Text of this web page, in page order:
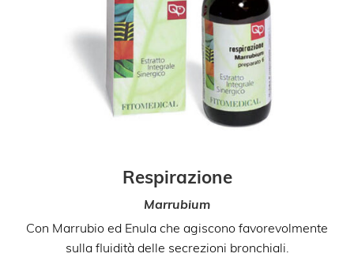
Respirazione
Marrubium
Con Marrubio ed Enula che agiscono favorevolmente
sulla fluidità delle secrezioni bronchiali.